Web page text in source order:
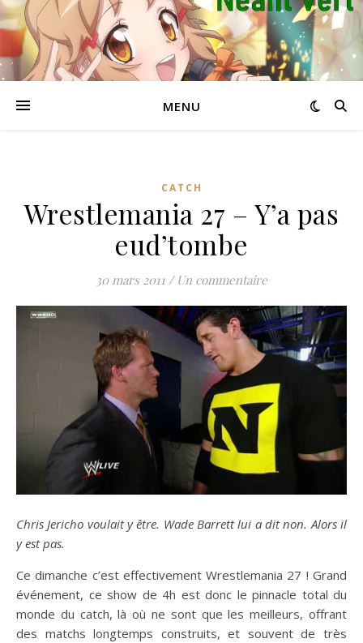
MENU
CATCH
Wrestlemania 27 – Y’a pas
eud’tombe
30 mars 2011 / Un commentaire
Chris Jericho voulait y être. Wade Barrett lui a dit non. Alors il
y est pas.
Ce dimanche c’est effectivement Wrestlemania 27 ! Grand
événement, ce show de 4h est donc le pinnacle total du
monde du catch, là où ne sont que les meilleurs, offrant
des matchs longtemps construits, et souvent de très